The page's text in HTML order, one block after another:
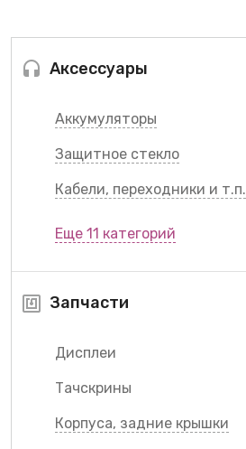
Аксессуары
Аккумуляторы
Защитное стекло
Кабели, переходники и т.п.
Еще 11 категорий
Запчасти
Дисплеи
Тачскрины
Корпуса, задние крышки